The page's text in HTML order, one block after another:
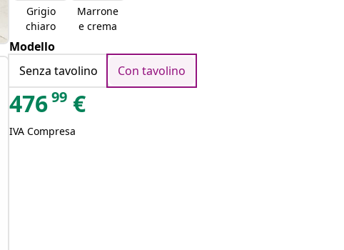
Grigio
chiaro
Marrone
e crema
Modello
Senza tavolino
Con tavolino
47699 €
IVA Compresa